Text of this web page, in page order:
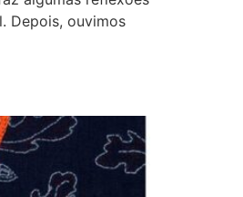
Depois, ouvimos